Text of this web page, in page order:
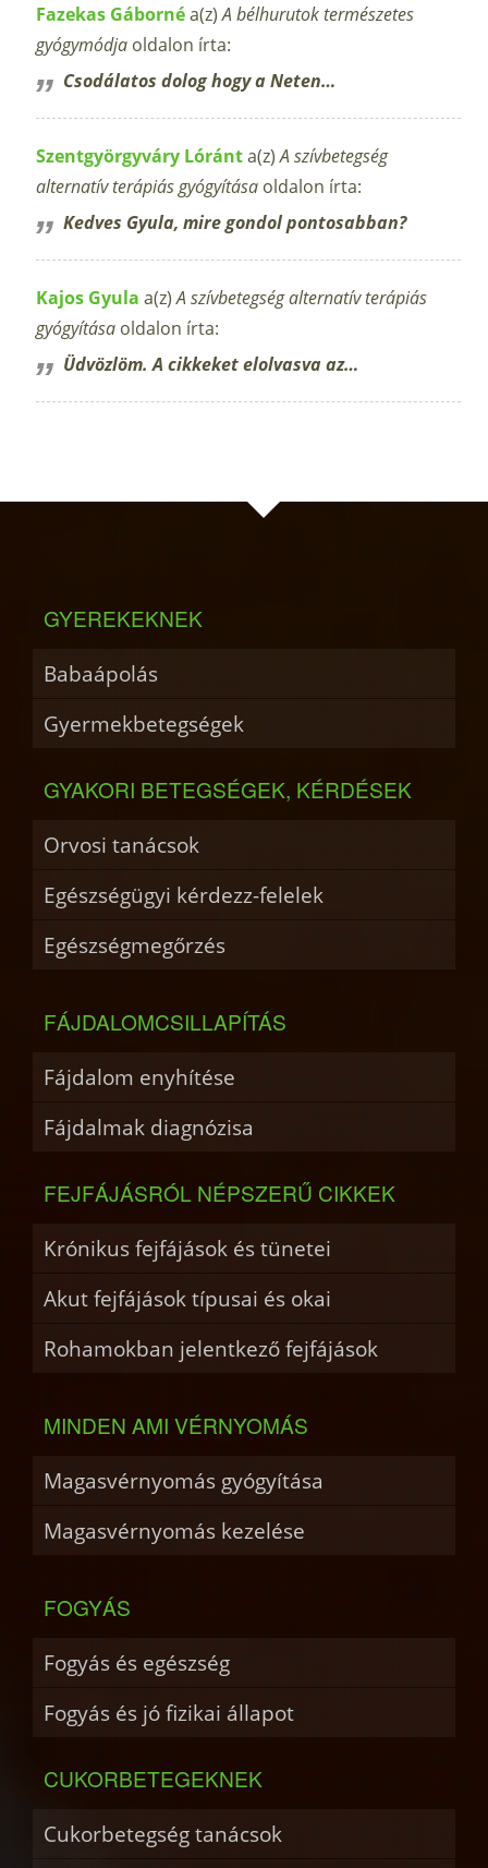
Fazekas Gábornéa(z)A bélhurutok természetes
gyógymódja oldalon írta:
Csodálatos dolog hogy a Neten…
Szentgyörgyváry Lóránta(z)A szívbetegség
alternatív terápiás gyógyítása oldalon írta:
Kedves Gyula, mire gondol pontosabban?
Kajos Gyula a(z)A szívbetegség alternatív terápiás
gyógyítása oldalon írta:
Üdvözlöm. A cikkeket elolvasva az…
GYEREKEKNEK
Babaápolás
Gyermekbetegségek
GYAKORI BETEGSÉGEK, KÉRDÉSEK
Orvosi tanácsok
Egészségügyi kérdezz-felelek
Egészségmegőrzés
FÁJDALOMCSILLAPÍTÁS
Fájdalom enyhítése
Fájdalmak diagnózisa
FEJFÁJÁSRÓL NÉPSZERŰ CIKKEK
Krónikus fejfájások és tünetei
Akut fejfájások típusai és okai
Rohamokban jelentkező fejfájások
MINDEN AMI VÉRNYOMÁS
Magasvérnyomás gyógyítása
Magasvérnyomás kezelése
FOGYÁS
Fogyás és egészség
Fogyás és jó fizikai állapot
CUKORBETEGEKNEK
Cukorbetegség tanácsok